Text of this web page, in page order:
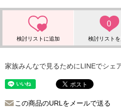
0
家族みんなで見るためにLINEでシェ
この商品のURLをメールで送る